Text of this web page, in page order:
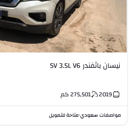
نيسان باثفندر SV 3.5L V6
2019
275,501كم
مواصفات سعودي•متاحة للتمويل